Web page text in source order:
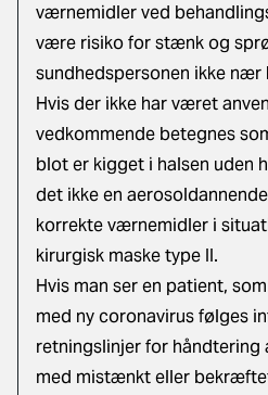
værnemidler ved
være risiko for stænk og
sundhedspersonen ikke nær
Hvis der ikke har været
vedkommende betegnes
blot er kigget i halsen uden
det ikke en
korrekte værnemidler i
kirurgisk maske type II.
Hvis man ser en patient,
med ny coronavirus følges
retningslinjer for
med mistænkt eller